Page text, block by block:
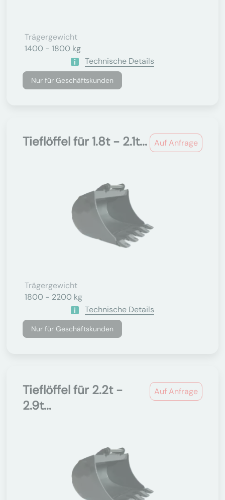
Trägergewicht
1400 - 1800 kg
Technische Details
Nur für Geschäftskunden
Auf Anfrage
Tieflöffel für 1.8t - 2.1t...
Trägergewicht
1800 - 2200 kg
Technische Details
Nur für Geschäftskunden
Auf Anfrage
Tieflöffel für 2.2t -
2.9t...